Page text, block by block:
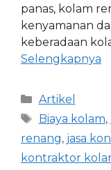
panas, kolam
kenyamanan
keberadaan
Selengkapnya
Artikel
Biaya kolam,
renang, jasa
kontraktor